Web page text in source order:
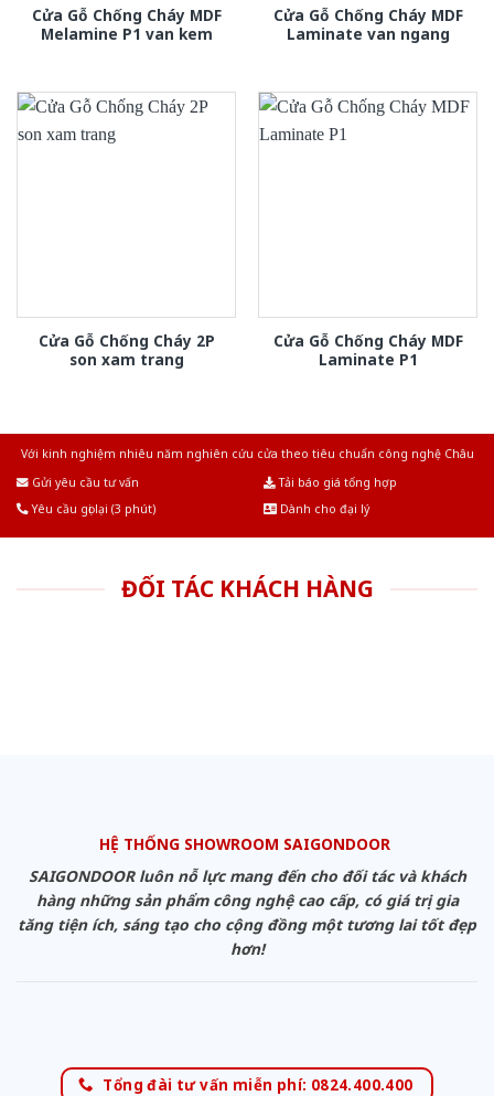
Cửa Gỗ Chống Cháy MDF
Melamine P1 van kem
Cửa Gỗ Chống Cháy MDF
Laminate van ngang
Cửa Gỗ Chống Cháy 2P
son xam trang
Cửa Gỗ Chống Cháy MDF
Laminate P1
Với kinh nghiệm nhiêu năm nghiên cứu cửa theo tiêu chuẩn công nghệ Châu
Gửi yêu cầu tư vấn
Tải báo giá tổng hợp
Yêu cầu gọi lại (3 phút)
Dành cho đại lý
ĐỐI TÁC KHÁCH HÀNG
HỆ THỐNG SHOWROOM SAIGONDOOR
SAIGONDOOR luôn nỗ lực mang đến cho đối tác và khách
hàng những sản phẩm công nghệ cao cấp, có giá trị gia
tăng tiện ích, sáng tạo cho cộng đồng một tương lai tốt đẹp
hơn!
Tổng đài tư vấn miễn phí: 0824.400.400